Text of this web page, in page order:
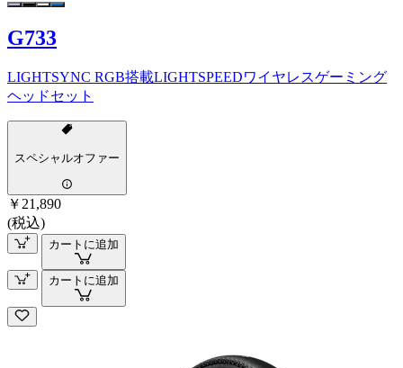
G733
LIGHTSYNC RGB搭載LIGHTSPEEDワイヤレスゲーミング
ヘッドセット
スペシャルオファー
￥21,890
(税込)
カートに追加
カートに追加